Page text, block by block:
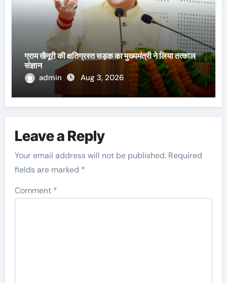
ग्राम खैनूरी की क्षतिग्रस्त सड़क का मुख्यमंत्री ने लिया तत्काल
संज्ञान
admin
Aug 3, 2026
Leave a Reply
Your email address will not be published. Required
fields are marked *
Comment *